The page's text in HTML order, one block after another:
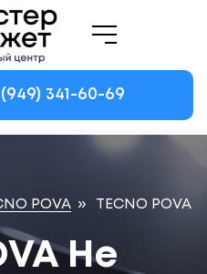
(949) 341-60-69
POVA » TECNO
Не